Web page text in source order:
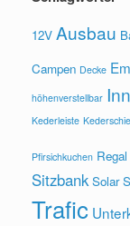
12V Ausbau
Campen Decke
höhenverstellbar
Kederleiste
Pfirsichkuchen Regal
Sitzbank Solar
Trafic